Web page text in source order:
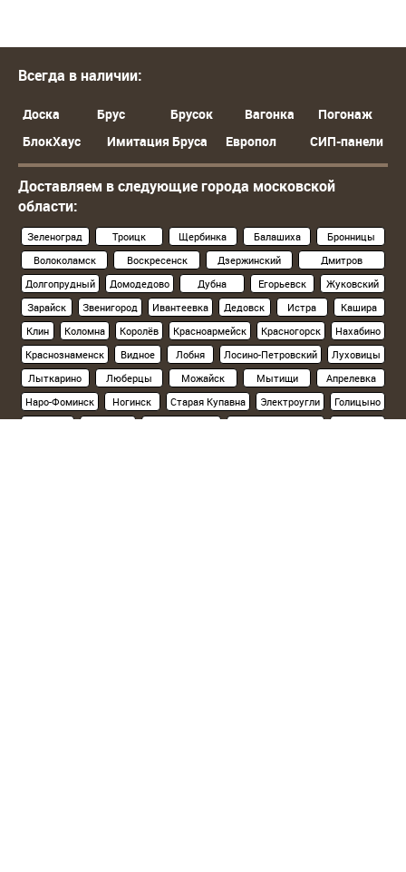
Всегда в наличии:
Доска Брус Брусок Вагонка
Погонаж
БлокХаус
Имитация Бруса Европол СИП-панели
Доставляем в следующие города московской
области:
Зеленоград Троицк Щербинка Балашиха
Бронницы
Волоколамск
Воскресенск Дзержинский
Дмитров
Долгопрудный
Домодедово Дубна Егорьевск
Жуковский
Зарайск
Звенигород Ивантеевка Дедовск Истра
Кашира
Клин
Коломна Королёв Красноармейск Красногорск
Нахабино
Краснознаменск
Видное Лобня Лосино-Петровский
Луховицы
Лыткарино
Люберцы Можайск Мытищи
Апрелевка
Наро-Фоминск
Ногинск Старая Купавна Электроугли
Голицыно